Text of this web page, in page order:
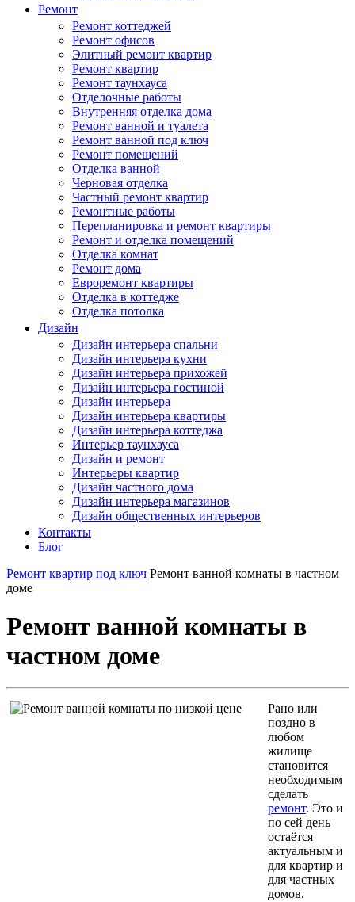
Ремонт
Ремонт коттеджей
Ремонт офисов
Элитный ремонт квартир
Ремонт квартир
Ремонт таунхауса
Отделочные работы
Внутренняя отделка дома
Ремонт ванной и туалета
Ремонт ванной под ключ
Ремонт помещений
Отделка ванной
Черновая отделка
Частный ремонт квартир
Ремонтные работы
Перепланировка и ремонт квартиры
Ремонт и отделка помещений
Отделка комнат
Ремонт дома
Евроремонт квартиры
Отделка в коттедже
Отделка потолка
Дизайн
Дизайн интерьера спальни
Дизайн интерьера кухни
Дизайн интерьера прихожей
Дизайн интерьера гостиной
Дизайн интерьера
Дизайн интерьера квартиры
Дизайн интерьера коттеджа
Интерьер таунхауса
Дизайн и ремонт
Интерьеры квартир
Дизайн частного дома
Дизайн интерьера магазинов
Дизайн общественных интерьеров
Контакты
Блог
Ремонт квартир под ключ Ремонт ванной комнаты в частном
доме
Ремонт ванной комнаты в
частном доме
Рано или
поздно в
любом
жилище
становится
необходимым
сделать
ремонт. Это и
по сей день
остаётся
актуальным и
для квартир и
для частных
домов.